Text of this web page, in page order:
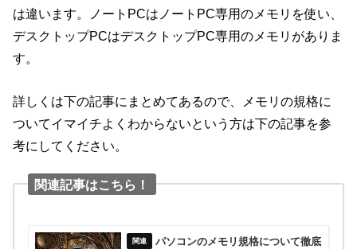
は違います。ノートPCはノートPC専用のメモリを使い、
デスクトップPCはデスクトップPC専用のメモリがありま
す。
詳しくは下の記事にまとめてあるので、メモリの規格に
ついてイマイチよくわからないという方は下の記事を参
考にしてください。
関連記事はこちら！
パソコンのメモリ規格について徹底